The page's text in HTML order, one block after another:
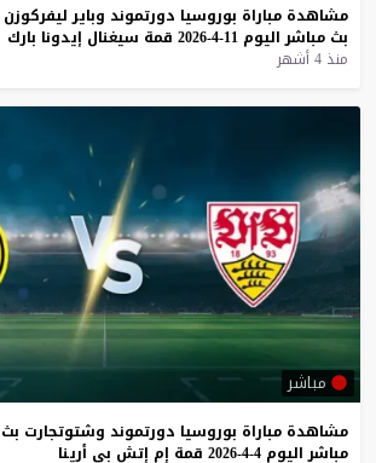
مشاهدة مباراة بوروسيا دورتموند وباير ليفركوزن
بث مباشر اليوم 11-4-2026 قمة سيغنال إيدونا بارك
منذ 4 أشهر
مباشر
مشاهدة مباراة بوروسيا دورتموند وشتوتجارت بث
مباشر اليوم 4-4-2026 قمة إم إتش بي أرينا